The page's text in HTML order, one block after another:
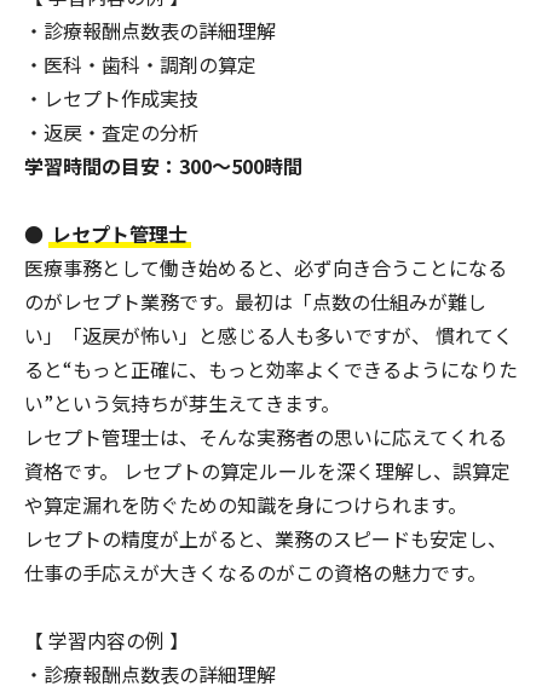
・診療報酬点数表の詳細理解
・医科・歯科・調剤の算定
・レセプト作成実技
・返戻・査定の分析
学習時間の目安：300〜500時間
● レセプト管理士
医療事務として働き始めると、必ず向き合うことになる
のがレセプト業務です。最初は「点数の仕組みが難し
い」「返戻が怖い」と感じる人も多いですが、 慣れてく
ると“もっと正確に、もっと効率よくできるようになりた
い”という気持ちが芽生えてきます。
レセプト管理士は、そんな実務者の思いに応えてくれる
資格です。 レセプトの算定ルールを深く理解し、誤算定
や算定漏れを防ぐための知識を身につけられます。
レセプトの精度が上がると、業務のスピードも安定し、
仕事の手応えが大きくなるのがこの資格の魅力です。
【 学習内容の例 】
・診療報酬点数表の詳細理解